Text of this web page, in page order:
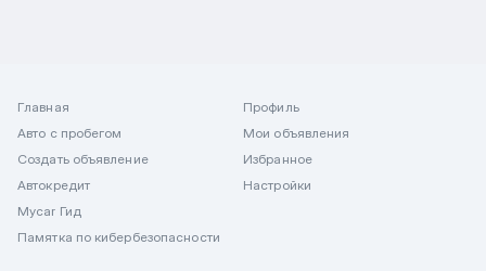
Главная
Авто с пробегом
Создать объявление
Автокредит
Mycar Гид
Памятка по кибербезопасности
Профиль
Мои объявления
Избранное
Настройки